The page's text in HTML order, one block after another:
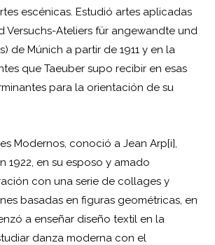
escénicas. Estudió artes aplicadas
Versuchs-Ateliers für angewandte und
de Múnich a partir de 1911 y en la
que Taeuber supo recibir en esas
para la orientación de su
Modernos, conoció a Jean Arp[i],
en su esposo y amado
con una serie de collages y
basadas en figuras geométricas, en
a enseñar diseño textil en la
danza moderna con el